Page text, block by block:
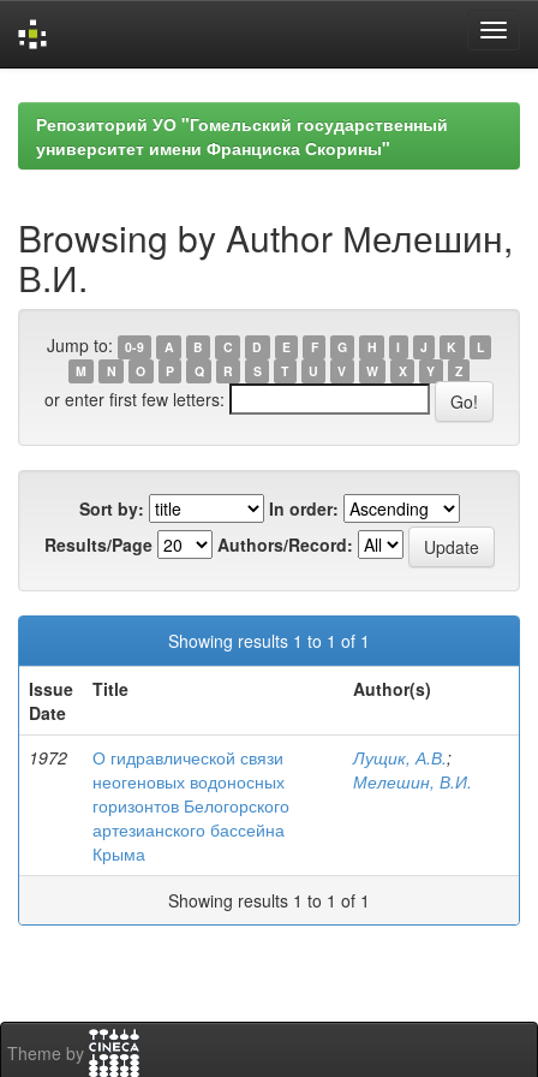
navigationРепозиторий УО "Гомельский государственный
университет имени Франциска Скорины"
Browsing by Author Мелешин,
В.И.
Jump to: 0-9 A B C D E F G H I J K
L
M
N O P Q R S T U V W X Y Z
or enter first few letters:
Sort by:
In order:
Results/Page
Authors/Record:
Showing results 1 to 1 of 1
Issue
Date
Title Author(s)
1972
О гидравлической связи
неогеновых водоносных
горизонтов Белогорского
артезианского бассейна
Крыма
Лущик, А.В.;
Мелешин, В.И.
Showing results 1 to 1 of 1
Theme by